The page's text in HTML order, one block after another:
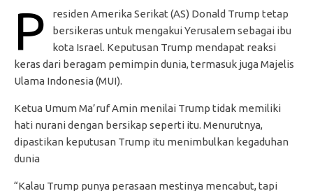
P
residen Amerika Serikat (AS) Donald Trump tetap
bersikeras untuk mengakui Yerusalem sebagai ibu
kota Israel. Keputusan Trump mendapat reaksi
keras dari beragam pemimpin dunia, termasuk juga Majelis
Ulama Indonesia (MUI).
Ketua Umum Ma’ruf Amin menilai Trump tidak memiliki
hati nurani dengan bersikap seperti itu. Menurutnya,
dipastikan keputusan Trump itu menimbulkan kegaduhan
dunia
“Kalau Trump punya perasaan mestinya mencabut, tapi